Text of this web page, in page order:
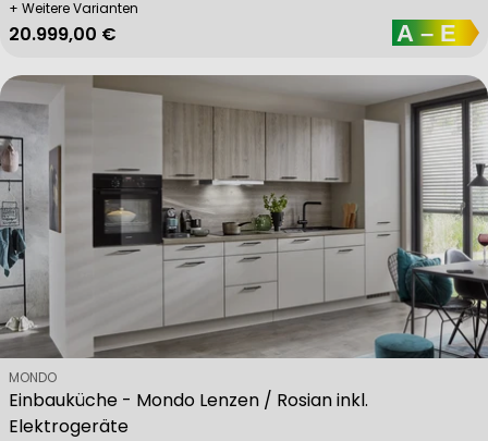
+ Weitere Varianten
Regulärer Preis
20.999,00 €
Einbauküche - Mondo Lenzen / Rosian inkl.
Elektrogeräte
Verkäufer:
MONDO